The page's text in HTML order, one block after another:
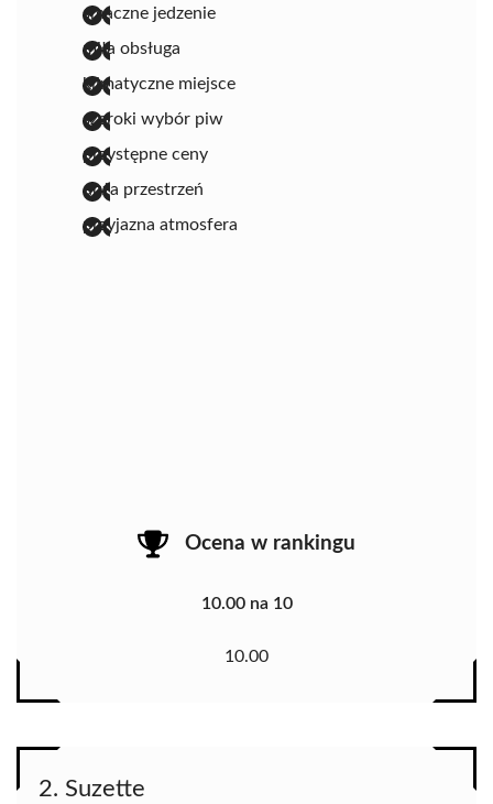
smaczne jedzenie
miła obsługa
klimatyczne miejsce
szeroki wybór piw
przystępne ceny
duża przestrzeń
przyjazna atmosfera
Ocena w rankingu
10.00 na 10
10.00
2. Suzette